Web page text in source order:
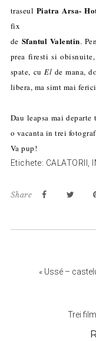
traseul Piatra Arsa-
fix
de Sfantul Valentin.
prea firesti si
spate, cuEl de mana,
libera, ma simt mai
Dau leapsa mai
o vacanta in trei
Va pup!
Etichete: CALATORII
Share
« Ussé –
Trei
Interactions